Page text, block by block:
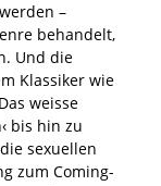
–
behandelt,
Und die
Klassiker wie
weisse
bis hin zu
sexuellen
zum Coming-